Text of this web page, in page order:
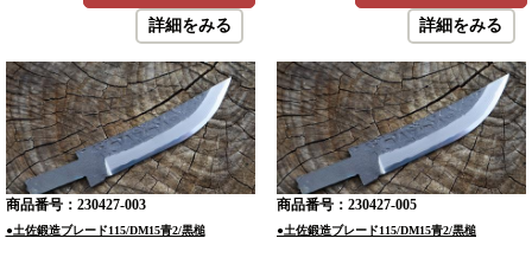
詳細をみる
詳細をみる
商品番号：230427-003
●土佐鍛造ブレード115/DM15青2/黒槌
商品番号：230427-005
●土佐鍛造ブレード115/DM15青2/黒槌